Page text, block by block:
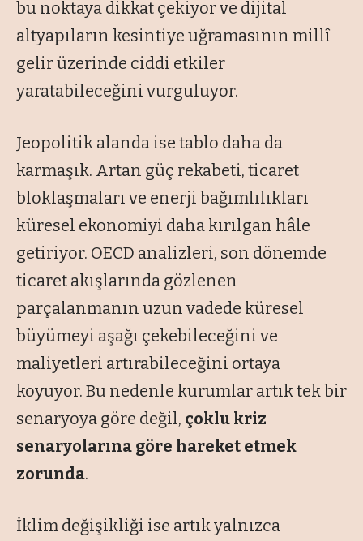
bu noktaya dikkat çekiyor ve dijital
altyapıların kesintiye uğramasının millî
gelir üzerinde ciddi etkiler
yaratabileceğini vurguluyor.
Jeopolitik alanda ise tablo daha da
karmaşık. Artan güç rekabeti, ticaret
bloklaşmaları ve enerji bağımlılıkları
küresel ekonomiyi daha kırılgan hâle
getiriyor. OECD analizleri, son dönemde
ticaret akışlarında gözlenen
parçalanmanın uzun vadede küresel
büyümeyi aşağı çekebileceğini ve
maliyetleri artırabileceğini ortaya
koyuyor. Bu nedenle kurumlar artık tek bir
senaryoya göre değil, çoklu kriz
senaryolarına göre hareket etmek
zorunda.
İklim değişikliği ise artık yalnızca